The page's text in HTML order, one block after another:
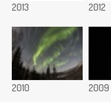
2013 2012
2010 2009